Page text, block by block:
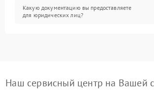
Какую документацию вы предоставляете
для юридических лиц?
Наш сервисный центр на Вашей